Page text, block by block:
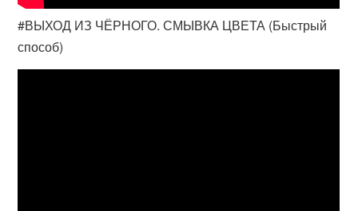
#ВЫХОД ИЗ ЧЁРНОГО. СМЫВКА ЦВЕТА (Быстрый
способ)